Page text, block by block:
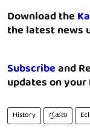
Download the
the latest news
Subscribeand
updates on
History ಗ್ರಹಣ